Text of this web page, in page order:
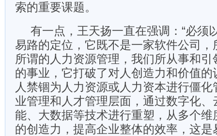
索的重要课题。
有一点，王天扬一直在强调：“必须
易路的定位，它既不是一家软件公司，
所谓的人力资源管理，我们所从事和
的事业，它打破了对人创造力和价值的
人禁锢为人力资源或人力资本进行僵
业管理和人才管理层面，通过数字化、
能、大数据等技术进行重塑，从多个维
的创造力，提高企业整体的效率，这是